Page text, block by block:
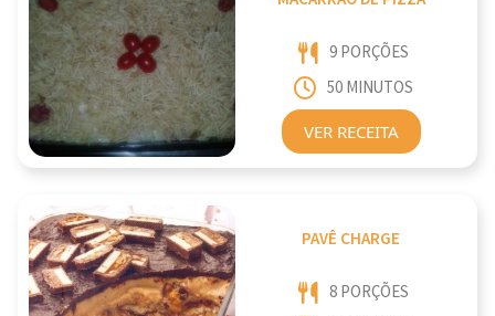
9 PORÇÕES
50 MINUTOS
VER RECEITA
PAVÊ CHARGE
8 PORÇÕES